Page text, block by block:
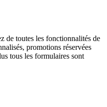
de toutes les fonctionnalités de
promotions réservées
tous les formulaires sont